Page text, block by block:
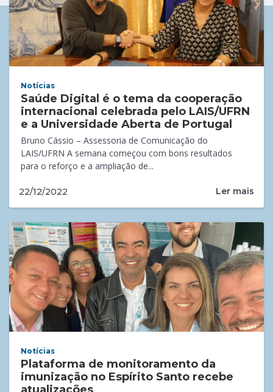
Notícias
Saúde Digital é o tema da cooperação
internacional celebrada pelo LAIS/UFRN
e a Universidade Aberta de Portugal
Bruno Cássio – Assessoria de Comunicação do
LAIS/UFRN A semana começou com bons resultados
para o reforço e a ampliação de...
22/12/2022 Ler mais
Notícias
Plataforma de monitoramento da
imunização no Espírito Santo recebe